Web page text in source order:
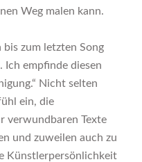
Weg malen kann.
zum letzten Song
Ich empfinde diesen
Nicht selten
ein, die
verwundbaren Texte
und zuweilen auch zu
Künstlerpersönlichkeit